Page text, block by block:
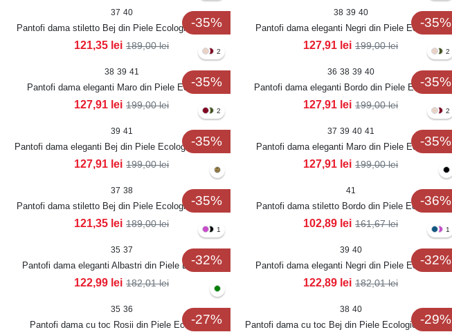
-35%
37 40
Pantofi dama stiletto Bej din Piele Ecologica Lacuita
Mariama
121,35 lei 189,00lei
-35%
38 39 40
Pantofi dama eleganti Negri din Piele Ecologica
Lacuita Ninika
127,91 lei 199,00lei
-35%
2
38 39 41
Pantofi dama eleganti Maro din Piele Ecologica
Lacuita Ziva
127,91 lei 199,00lei
-35%
2
36 38 39 40
Pantofi dama eleganti Bordo din Piele Ecologica
Lacuita Ninika
127,91 lei 199,00lei
-35%
2
39 41
Pantofi dama eleganti Bej din Piele Ecologica Lacuita
Ziva
127,91 lei 199,00lei
-35%
2
37 39 40 41
Pantofi dama eleganti Maro din Piele Ecologica
Lacuita Ninika
127,91 lei 199,00lei
-35%
37 38
Pantofi dama stiletto Bej din Piele Ecologica Lacuita
Fatary
121,35 lei 189,00lei
-36%
41
Pantofi dama stiletto Bordo din Piele Ecologica
Lacuita Edriana
102,89 lei 161,67lei
-32%
1
35 37
Pantofi dama eleganti Albastri din Piele Ecologica
Intoarsa Grazyna
122,99 lei 182,01lei
-32%
1
39 40
Pantofi dama eleganti Negri din Piele Ecologica
Intoarsa Grazyna
122,89 lei 182,01lei
-27%
35 36
Pantofi dama cu toc Rosii din Piele Ecologica
-29%
38 40
Pantofi dama cu toc Bej din Piele Ecologica Intoarsa